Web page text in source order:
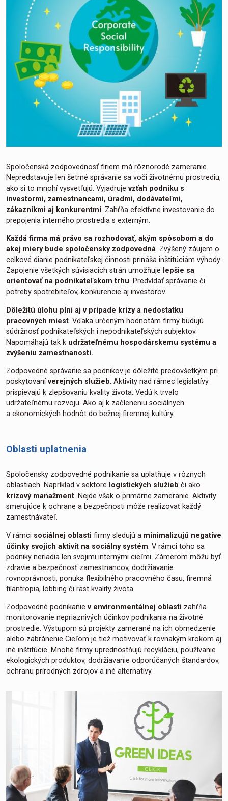
Spoločenská zodpovednosť firiem má rôznorodé zameranie.
Nepredstavuje len šetrné správanie sa voči životnému prostrediu,
ako si to mnohí vysvetľujú. Vyjadruje vzťah podniku s
investormi, zamestnancami, úradmi, dodávateľmi,
zákazníkmi aj konkurentmi. Zahŕňa efektívne investovanie do
prepojenia interného prostredia s externým.
Každá firma má právo sa rozhodovať, akým spôsobom a do
akej miery bude spoločensky zodpovedná. Zvýšený záujem o
celkové dianie podnikateľskej činnosti prináša inštitúciám výhody.
Zapojenie všetkých súvisiacich strán umožňuje lepšie sa
orientovať na podnikateľskom trhu. Predvídať správanie či
potreby spotrebiteľov, konkurencie aj investorov.
Dôležitú úlohu plní aj v prípade krízy a nedostatku
pracovných miest. Vďaka určeným hodnotám firmy budujú
súdržnosť podnikateľských i nepodnikateľských subjektov.
Napomáhajú tak k udržateľnému hospodárskemu systému a
zvýšeniu zamestnanosti.
Zodpovedné správanie sa podnikov je dôležité predovšetkým pri
poskytovaníverejných služieb. Aktivity nad rámec legislatívy
prispievajú k zlepšovaniu kvality života. Vedú k trvalo
udržateľnému rozvoju. Ako aj k začleneniu sociálnych
a ekonomických hodnôt do bežnej firemnej kultúry.
Oblasti uplatnenia
Spoločensky zodpovedné podnikanie sa uplatňuje v rôznych
oblastiach. Napríklad v sektore logistických služieb či ako
krízový manažment. Nejde však o primárne zameranie. Aktivity
smerujúce k ochrane a bezpečnosti môže realizovať každý
zamestnávateľ.
V rámci sociálnej oblasti firmy sledujú a minimalizujú negatíve
účinky svojich aktivít na sociálny systém. V rámci toho sa
podniky neriadia len svojimi internými cieľmi. Zámerom môžu byť
zdravie a bezpečnosť zamestnancov, dodržiavanie
rovnoprávnosti, ponuka flexibilného pracovného času, firemná
filantropia, lobbing či rast kvality života
Zodpovedné podnikanie v environmentálnej oblasti zahŕňa
monitorovanie nepriaznivých účinkov podnikania na životné
prostredie. Výstupom sú projekty zamerané na ich obmedzenie
alebo zabránenie Cieľom je tiež motivovať k rovnakým krokom aj
iné inštitúcie. Mnohé firmy uprednostňujú recykláciu, používanie
ekologických produktov, dodržiavanie odporúčaných štandardov,
ochranu prírodných zdrojov a iné alternatívy.